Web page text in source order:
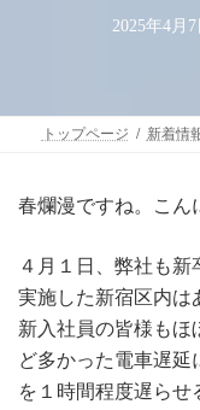
2025年4月7
トップページ 新着情
春爛漫ですね。こん
４月１日、弊社も新
実施した新宿区内は
新入社員の皆様もほ
ど多かった電車遅
を１時間程度遅らせ